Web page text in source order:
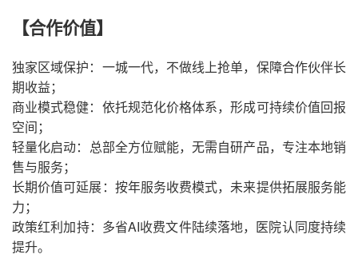
【合作价值】
独家区域保护：一城一代，不做线上抢单，保障合作伙伴长
期收益；
商业模式稳健：依托规范化价格体系，形成可持续价值回报
空间；
轻量化启动： 总部全方位赋能，无需自研产品，专注本地销
售与服务；
长期价值可延展： 按年服务收费模式，未来提供拓展服务能
力；
政策红利加持：多省AI收费文件陆续落地， 医院认同度持续
提升。